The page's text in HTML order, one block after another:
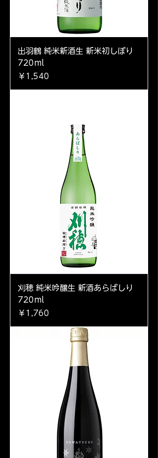
出羽鶴 純米新酒生 新米初しぼり
720ml
価格
￥1,540
刈穂 純米吟醸生 新酒あらばしり
720ml
価格
￥1,760